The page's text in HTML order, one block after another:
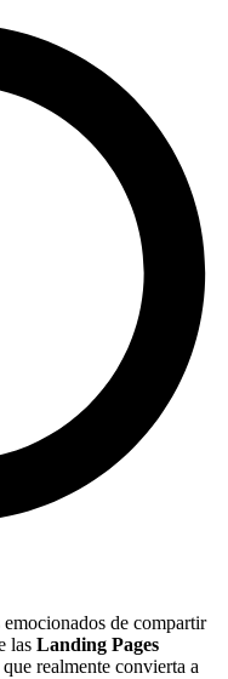
emocionados de compartir
las Landing Pages
realmente convierta a